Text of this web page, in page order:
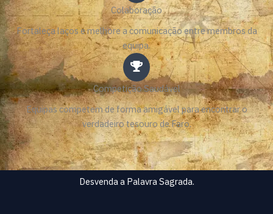
Colaboração
Fortaleça laços e melhore a comunicação entre membros da
equipa.
Competição Saudável
Equipas competem de forma amigável para encontrar o
verdadeiro tesouro de Faro.
Desvenda a Palavra Sagrada.